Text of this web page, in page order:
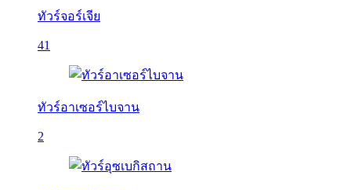
ทัวร์จอร์เจีย
41
ทัวร์อาเซอร์ไบจาน
2